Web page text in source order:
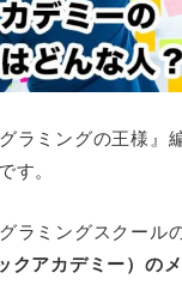
ラミングの王様』
す。
ラミングスクール
アカデミー）のメ